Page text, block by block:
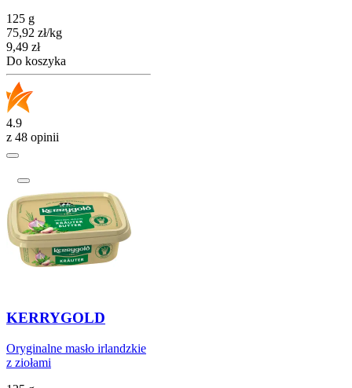
125 g
75,92 zł/kg
Cena
9,49 zł
Do koszyka
4.9
z 48 opinii
KERRYGOLD
Oryginalne masło irlandzkie
z ziołami